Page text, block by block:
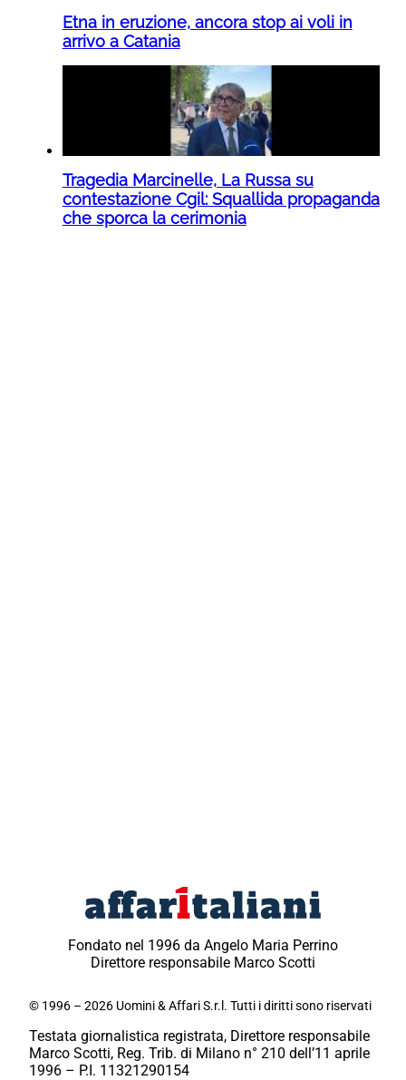
Etna in eruzione, ancora stop ai voli in
arrivo a Catania
Tragedia Marcinelle, La Russa su
contestazione Cgil: Squallida propaganda
che sporca la cerimonia
Fondato nel 1996 da Angelo Maria Perrino
Direttore responsabile Marco Scotti
© 1996 – 2026 Uomini & Affari S.r.l. Tutti i diritti sono riservati
Testata giornalistica registrata, Direttore responsabile
Marco Scotti, Reg. Trib. di Milano n° 210 dell’11 aprile
1996 – P.I. 11321290154